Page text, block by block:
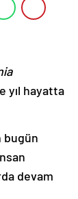
yıl hayatta
bugün
devam